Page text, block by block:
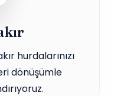
hurdalarınızı
dönüşümle